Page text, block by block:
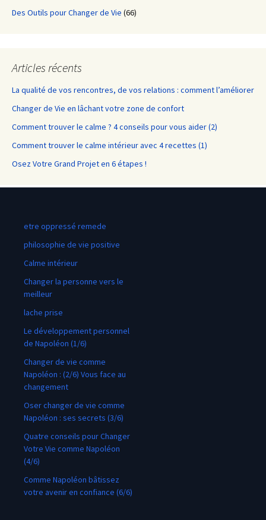
Des Outils pour Changer de Vie (66)
Articles récents
La qualité de vos rencontres, de vos relations : comment l’améliorer
Changer de Vie en lâchant votre zone de confort
Comment trouver le calme ? 4 conseils pour vous aider (2)
Comment trouver le calme intérieur avec 4 recettes (1)
Osez Votre Grand Projet en 6 étapes !
etre oppressé remede
philosophie de vie positive
Calme intérieur
Changer la personne vers le
meilleur
lache prise
Le développement personnel
de Napoléon (1/6)
Changer de vie comme
Napoléon : (2/6) Vous face au
changement
Oser changer de vie comme
Napoléon : ses secrets (3/6)
Quatre conseils pour Changer
Votre Vie comme Napoléon
(4/6)
Comme Napoléon bâtissez
votre avenir en confiance (6/6)